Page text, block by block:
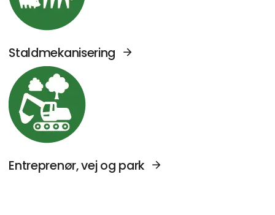
Staldmekanisering
Entreprenør, vej og park